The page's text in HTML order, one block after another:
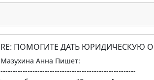
RE: ПОМОГИТЕ ДАТЬ ЮРИДИЧЕСКУЮ
Мазухина Анна Пишет:
-------------------------------------------------------